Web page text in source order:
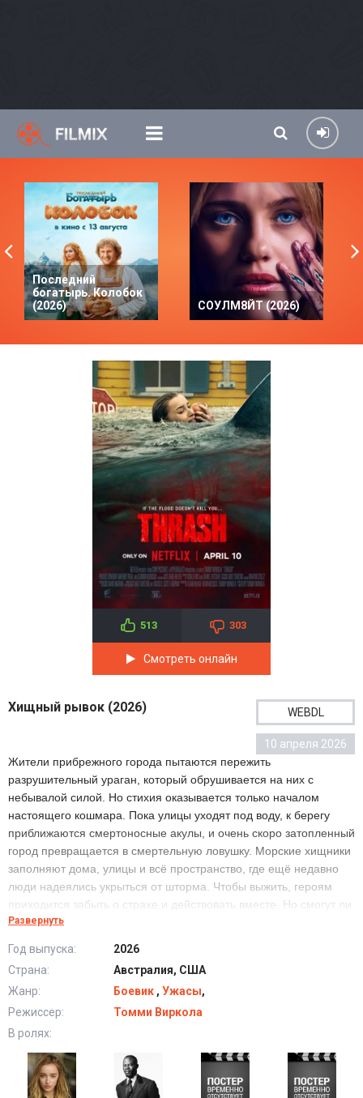
Последний
богатырь. Колобок
(2026)
СОУЛМ8ЙТ (2026)
513 303
Смотреть онлайн
Хищный рывок (2026) WEBDL
10 апреля 2026
Жители прибрежного города пытаются пережить
разрушительный ураган, который обрушивается на них с
небывалой силой. Но стихия оказывается только началом
настоящего кошмара. Пока улицы уходят под воду, к берегу
приближаются смертоносные акулы, и очень скоро затопленный
город превращается в смертельную ловушку. Морские хищники
заполняют дома, улицы и всё пространство, где ещё недавно
люди надеялись укрыться от шторма. Чтобы выжить, героям
приходится забыть о страхе и действовать вместе. Но смогут ли
они пережить эту ночь, если вода вокруг уже принадлежит не
Хищный рывок (2026) в хорошем качестве HD
Развернуть
Год выпуска:
2026
Страна:
Австралия, США
Жанр:
Боевик , Ужасы,
Режиссер:
Томми Виркола
В ролях: